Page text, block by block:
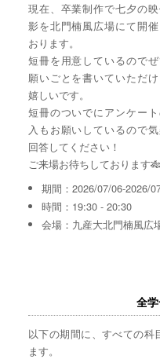
現在、卒業制作で七夕の
影を北門楠風広場にて開
おります。
短冊を用意しているので
願いごとを書いていただけ
嬉しいです。
短冊のついでにアンケー
入もお願いしているので
回答してください！
ご来場お待ちしております🎋
期間：2026/07/06-2026/
時間：19:30 - 20:30
会場：九産大北門楠風広
全
以下の期間に、すべての
ます。